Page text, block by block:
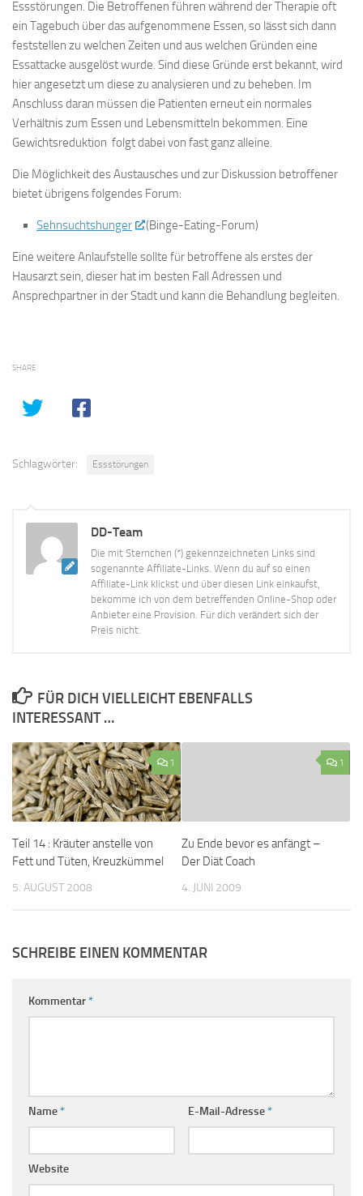
Essstörungen. Die Betroffenen führen während der Therapie oft
ein Tagebuch über das aufgenommene Essen, so lässt sich dann
feststellen zu welchen Zeiten und aus welchen Gründen eine
Essattacke ausgelöst wurde. Sind diese Gründe erst bekannt, wird
hier angesetzt um diese zu analysieren und zu beheben. Im
Anschluss daran müssen die Patienten erneut ein normales
Verhältnis zum Essen und Lebensmitteln bekommen. Eine
Gewichtsreduktion folgt dabei von fast ganz alleine.
Die Möglichkeit des Austausches und zur Diskussion betroffener
bietet übrigens folgendes Forum:
Sehnsuchtshunger (Binge-Eating-Forum)
Eine weitere Anlaufstelle sollte für betroffene als erstes der
Hausarzt sein, dieser hat im besten Fall Adressen und
Ansprechpartner in der Stadt und kann die Behandlung begleiten.
SHARE
Schlagwörter: Essstörungen
DD-Team
Die mit Sternchen (*) gekennzeichneten Links sind
sogenannte Affiliate-Links. Wenn du auf so einen
Affiliate-Link klickst und über diesen Link einkaufst,
bekomme ich von dem betreffenden Online-Shop oder
Anbieter eine Provision. Für dich verändert sich der
Preis nicht.
FÜR DICH VIELLEICHT EBENFALLS
INTERESSANT …
1
Teil 14 : Kräuter anstelle von
Fett und Tüten, Kreuzkümmel
5. AUGUST 2008
1
Zu Ende bevor es anfängt –
Der Diät Coach
4. JUNI 2009
SCHREIBE EINEN KOMMENTAR
Kommentar*
Name* E-Mail-Adresse*
Website